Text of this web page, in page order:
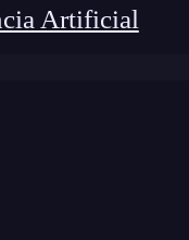
Artificial